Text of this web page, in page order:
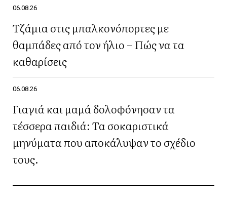
06.08.26
Τζάμια στις μπαλκονόπορτες με
θαμπάδες από τον ήλιο – Πώς να τα
καθαρίσεις
06.08.26
Γιαγιά και μαμά δολοφόνησαν τα
τέσσερα παιδιά: Τα σοκαριστικά
μηνύματα που αποκάλυψαν το σχέδιο
τους.